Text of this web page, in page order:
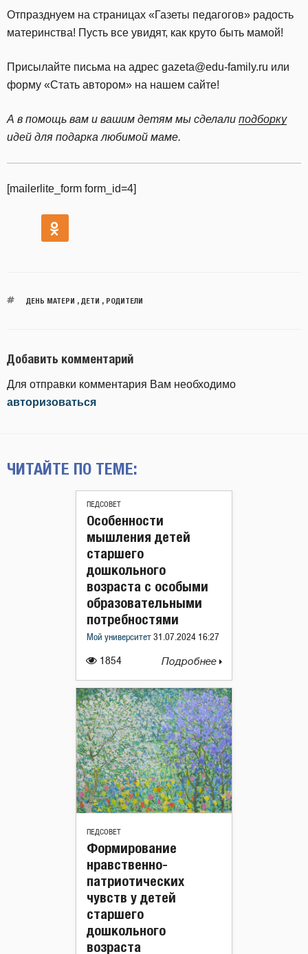
Отпразднуем на страницах «Газеты педагогов» радость
материнства! Пусть все увидят, как круто быть мамой!
Присылайте письма на адрес gazeta@edu-family.ru или
форму «Стать автором» на нашем сайте!
А в помощь вам и вашим детям мы сделали подборку
идей для подарка любимой маме.
[mailerlite_form form_id=4]
ДЕНЬ МАТЕРИ , ДЕТИ , РОДИТЕЛИ
Добавить комментарий
Для отправки комментария Вам необходимо
авторизоваться
ЧИТАЙТЕ ПО ТЕМЕ:
ПЕДСОВЕТ
1854
Особенности
мышления детей
старшего
дошкольного
возраста с особыми
образовательными
потребностями
Мой университет 31.07.2024 16:27
Подробнее
ПЕДСОВЕТ
Формирование
нравственно-
патриотических
чувств у детей
старшего
дошкольного
возраста